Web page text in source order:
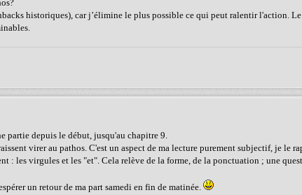
historiques), car j’élimine le plus possible ce qui peut ralentir l'action.
partie depuis le début, jusqu'au chapitre 9.
virer au pathos. C'est un aspect de ma lecture purement subjectif, je le
: les virgules et les "et". Cela relève de la forme, de la ponctuation ; une
un retour de ma part samedi en fin de matinée.